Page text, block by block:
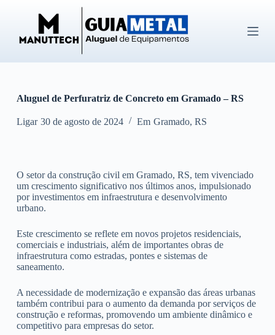
ú
d
o
Aluguel de Perfuratriz de Concreto em Gramado – RS
Ligar 30 de agosto de 2024 Em Gramado, RS
O setor da construção civil em Gramado, RS, tem vivenciado
um crescimento significativo nos últimos anos, impulsionado
por investimentos em infraestrutura e desenvolvimento
urbano.
Este crescimento se reflete em novos projetos residenciais,
comerciais e industriais, além de importantes obras de
infraestrutura como estradas, pontes e sistemas de
saneamento.
A necessidade de modernização e expansão das áreas urbanas
também contribui para o aumento da demanda por serviços de
construção e reformas, promovendo um ambiente dinâmico e
competitivo para empresas do setor.